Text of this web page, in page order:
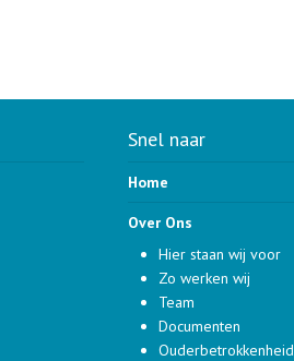
Snel naar
Home
Over Ons
Hier staan wij voor
Zo werken wij
Team
Documenten
Ouderbetrokkenheid